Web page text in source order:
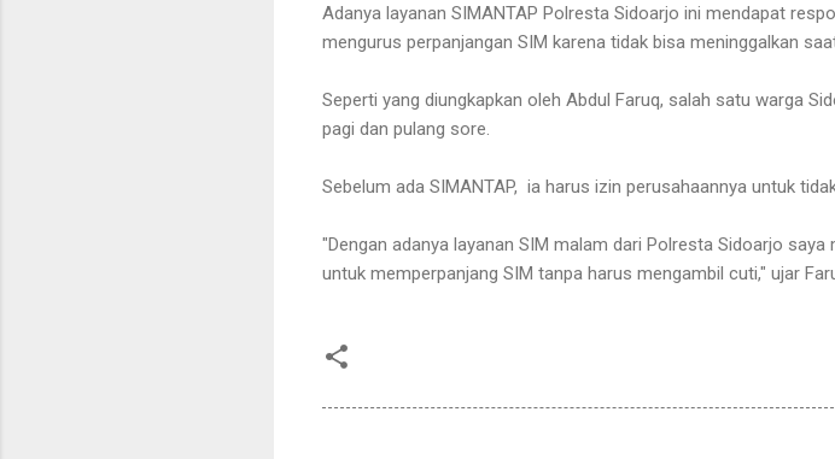
Adanya layanan SIMANTAP Polresta Sidoarjo ini mendapat
mengurus perpanjangan SIM karena tidak bisa meninggalkan
Seperti yang diungkapkan oleh Abdul Faruq, salah satu warga
pagi dan pulang sore.
Sebelum ada SIMANTAP, ia harus izin perusahaannya untuk
"Dengan adanya layanan SIM malam dari Polresta Sidoarjo
untuk memperpanjang SIM tanpa harus mengambil cuti," ujar